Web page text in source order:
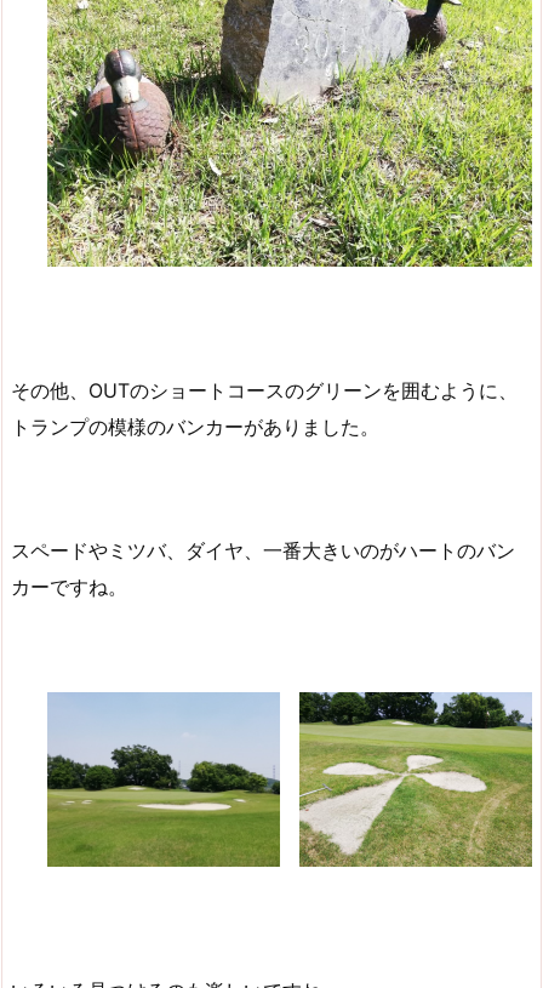
その他、OUTのショートコースのグリーンを囲むように、
トランプの模様のバンカーがありました。
スペードやミツバ、ダイヤ、一番大きいのがハートのバン
カーですね。